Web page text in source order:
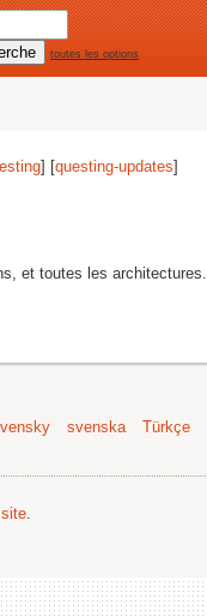
toutes les options
] [questing-updates]
et toutes les architectures.
svenska
Türkçe
.